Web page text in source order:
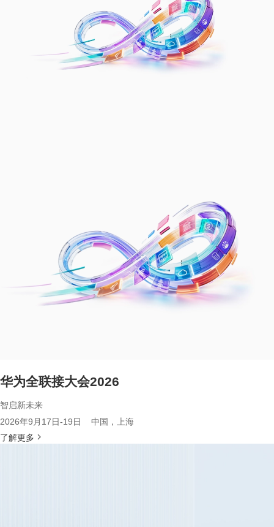
华为全联接大会2026
智启新未来
2026年9月17日-19日 中国，上海
了解更多